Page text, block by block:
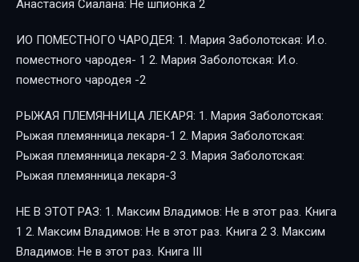
Анастасия Сиалана: Не шпионка 2
ИО ПОМЕСТНОГО ЧАРОДЕЯ: 1. Мария Заболотская: И.о.
поместного чародея- 1 2. Мария Заболотская: И.о.
поместного чародея -2
РЫЖАЯ ПЛЕМЯННИЦА ЛЕКАРЯ: 1. Мария Заболотская:
Рыжая племянница лекаря-1 2. Мария Заболотская:
Рыжая племянница лекаря-2 3. Мария Заболотская:
Рыжая племянница лекаря-3
НЕ В ЭТОТ РАЗ: 1. Максим Владимов: Не в этот раз. Книга
1 2. Максим Владимов: Не в этот раз. Книга 2 3. Максим
Владимов: Не в этот раз. Книга III